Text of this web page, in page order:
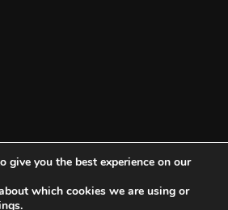
of Resistance of Iran (NCRI) -
give you the best experience on our
which cookies we are using or
.